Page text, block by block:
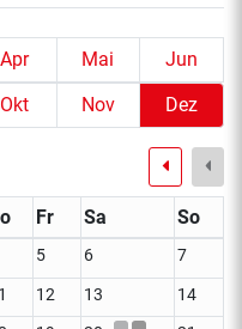
Apr Mai
Jun
Okt Nov Dez
Fr Sa So
5 6 7
12 13
14